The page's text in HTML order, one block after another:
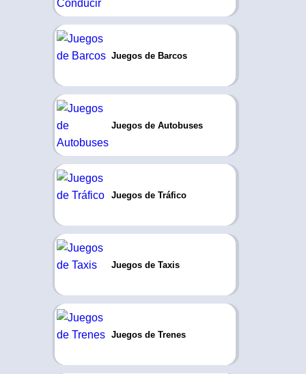
Juegos de Barcos
Juegos de Autobuses
Juegos de Tráfico
Juegos de Taxis
Juegos de Trenes